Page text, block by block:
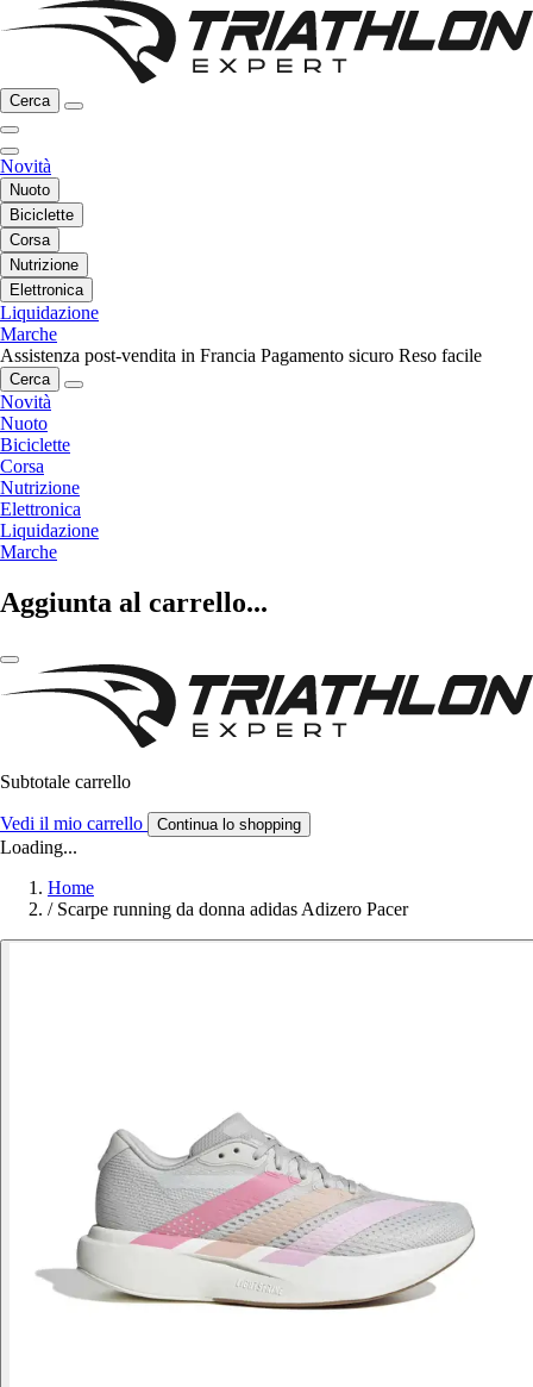
Cerca
Novità
Nuoto
Biciclette
Corsa
Nutrizione
Elettronica
Liquidazione
Marche
Assistenza post-vendita in Francia Pagamento sicuro Reso facile
Cerca
Novità
Nuoto
Biciclette
Corsa
Nutrizione
Elettronica
Liquidazione
Marche
Aggiunta al carrello...
Subtotale carrello
Vedi il mio carrello Continua lo shopping
Loading...
Home
/ Scarpe running da donna adidas Adizero Pacer